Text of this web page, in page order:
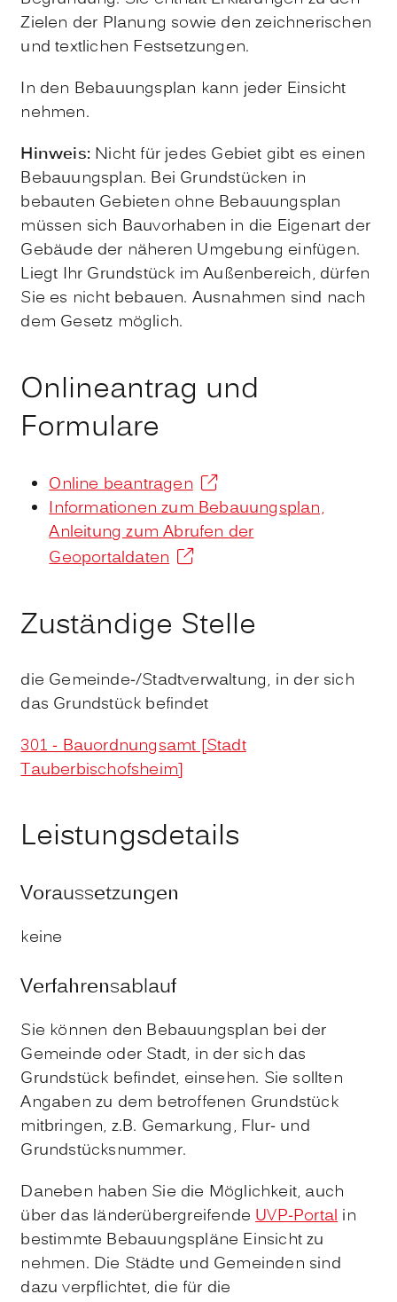
Zielen der Planung sowie den zeichnerischen
und textlichen Festsetzungen.
In den Bebauungsplan kann jeder Einsicht
nehmen.
Hinweis: Nicht für jedes Gebiet gibt es einen
Bebauungsplan. Bei Grundstücken in
bebauten Gebieten ohne Bebauungsplan
müssen sich Bauvorhaben in die Eigenart der
Gebäude der näheren Umgebung einfügen.
Liegt Ihr Grundstück im Außenbereich, dürfen
Sie es nicht bebauen. Ausnahmen sind nach
dem Gesetz möglich.
Onlineantrag und
Formulare
Online beantragen
Informationen zum Bebauungsplan,
Anleitung zum Abrufen der
Geoportaldaten
Zuständige Stelle
die Gemeinde-/Stadtverwaltung, in der sich
das Grundstück befindet
301 - Bauordnungsamt [Stadt
Tauberbischofsheim]
Leistungsdetails
Voraussetzungen
keine
Verfahrensablauf
Sie können den Bebauungsplan bei der
Gemeinde oder Stadt, in der sich das
Grundstück befindet, einsehen. Sie sollten
Angaben zu dem betroffenen Grundstück
mitbringen, z.B. Gemarkung, Flur- und
Grundstücksnummer.
Daneben haben Sie die Möglichkeit, auch
über das länderübergreifendeUVP-Portalin
bestimmte Bebauungspläne Einsicht zu
nehmen. Die Städte und Gemeinden sind
dazu verpflichtet, die für die